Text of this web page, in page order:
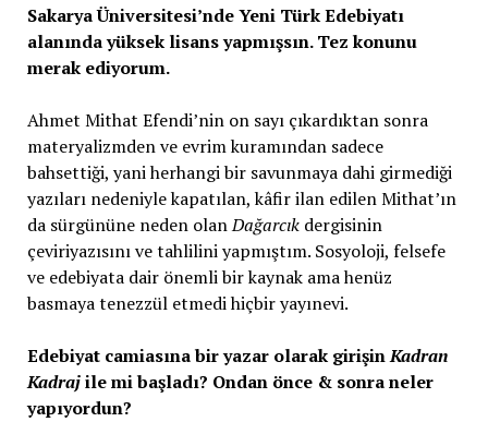
Sakarya Üniversitesi’nde Yeni Türk Edebiyatı
alanında yüksek lisans yapmışsın. Tez konunu
merak ediyorum.
Ahmet Mithat Efendi’nin on sayı çıkardıktan sonra
materyalizmden ve evrim kuramından sadece
bahsettiği, yani herhangi bir savunmaya dahi girmediği
yazıları nedeniyle kapatılan, kâfir ilan edilen Mithat’ın
da sürgününe neden olanDağarcık dergisinin
çeviriyazısını ve tahlilini yapmıştım. Sosyoloji, felsefe
ve edebiyata dair önemli bir kaynak ama henüz
basmaya tenezzül etmedi hiçbir yayınevi.
Edebiyat camiasına bir yazar olarak girişinKadran
Kadrajile mi başladı? Ondan önce & sonra neler
yapıyordun?